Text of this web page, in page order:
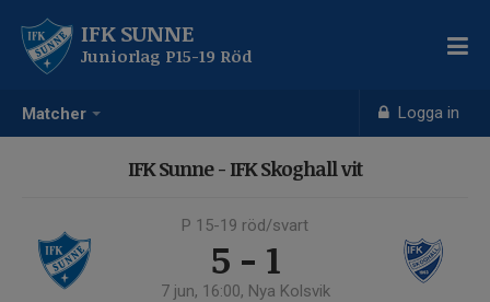
Matcher Logga in
IFK SUNNE
Juniorlag P15-19 Röd
IFK Sunne - IFK Skoghall vit
P 15-19 röd/svart
5 - 1
7 jun, 16:00, Nya Kolsvik